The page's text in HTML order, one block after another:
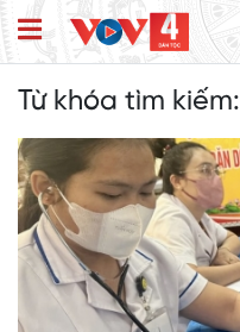
Từ khóa tìm kiếm: